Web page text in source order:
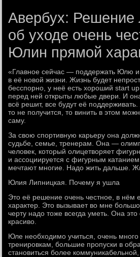
Авербух: Решение
об уходе очень
Юлин прямой
«Главное сейчас — поддержать Юлю и
в её новой жизни. Жизнь будет
бесспорно, у неё есть хороший start
перед ней открыты любые двери. И
всё решит, все будут её
то не получится, то винить в этом
саму.
За свою спортивную карьеру она
судьбе, семье, тренерам. Она —
человек, который олицетворяет
и ассоциируется с фигурным
мечтают многие. Надо жить дальше.
Юлия Липницкая. Почему я ушла
Это её решение очень честное, в нём
характер. Это вызывает во мне
черту надо тоже всегда уметь. Она
красиво.
Юле необходимо учиться, очень
тренировкам, большие пропуски в
становиться более коммуникабельной,